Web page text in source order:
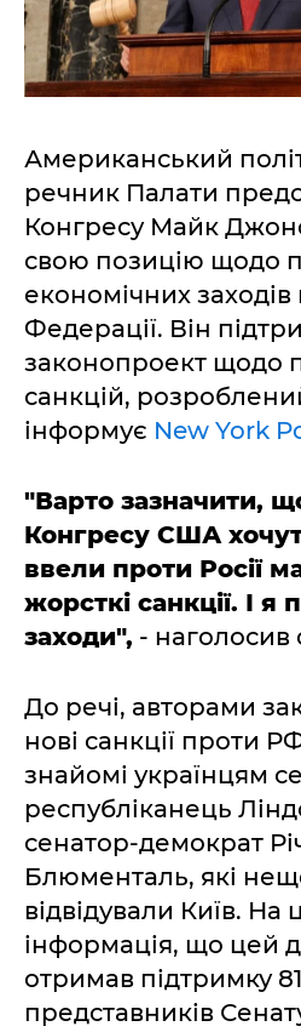
Американський
речник Палати
Конгресу Майк
свою позицію щодо
економічних заходів
Федерації. Він
законопроект щодо
санкцій,
інформує New York
"Варто зазначити,
Конгресу США
ввели проти Росії
жорсткі санкції. І я
заходи", - наголосив
До речі, авторами
нові санкції проти
знайомі українцям
республіканець
сенатор-демократ
Блюменталь, які
відвідували Київ.
інформація, що цей
отримав підтримку 81
представників